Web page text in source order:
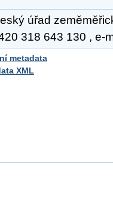
úřad
318 643 130 , e-
metadata
XML